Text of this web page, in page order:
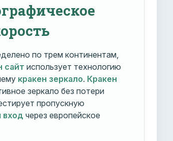
по трем континентам,
сайт использует технологию
кракен зеркало. Кракен
зеркало без потери
пропускную
вход через европейское